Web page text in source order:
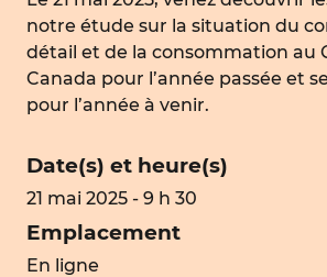
notre étude sur la situation du
détail et de la consommation au
Canada pour l’année passée et
pour l’année à venir.
Date(s) et heure(s)
21 mai 2025 - 9 h 30
Emplacement
En ligne